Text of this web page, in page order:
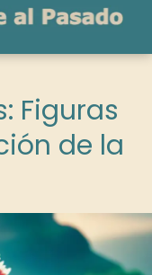
Figuras
de la